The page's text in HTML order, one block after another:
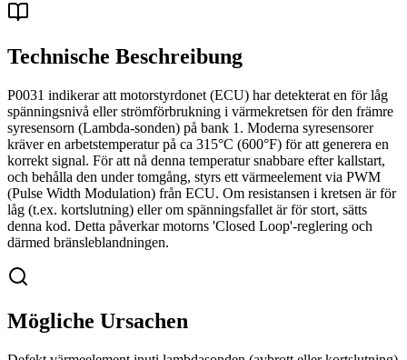
Technische Beschreibung
P0031 indikerar att motorstyrdonet (ECU) har detekterat en för låg
spänningsnivå eller strömförbrukning i värmekretsen för den främre
syresensorn (Lambda-sonden) på bank 1. Moderna syresensorer
kräver en arbetstemperatur på ca 315°C (600°F) för att generera en
korrekt signal. För att nå denna temperatur snabbare efter kallstart,
och behålla den under tomgång, styrs ett värmeelement via PWM
(Pulse Width Modulation) från ECU. Om resistansen i kretsen är för
låg (t.ex. kortslutning) eller om spänningsfallet är för stort, sätts
denna kod. Detta påverkar motorns 'Closed Loop'-reglering och
därmed bränsleblandningen.
Mögliche Ursachen